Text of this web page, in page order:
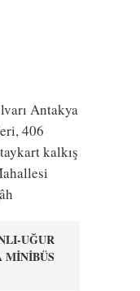
Antakya
406
kalkış
UĞUR
MİNİBÜS